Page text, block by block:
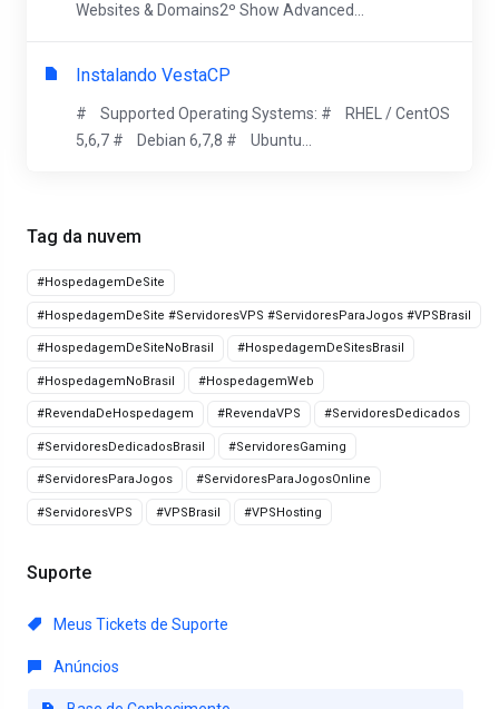
Tag da nuvem
#HospedagemDeSite
#HospedagemDeSite #ServidoresVPS #ServidoresParaJogos #VPSBrasil
#HospedagemDeSiteNoBrasil #HospedagemDeSitesBrasil
#HospedagemNoBrasil #HospedagemWeb
#RevendaDeHospedagem #RevendaVPS #ServidoresDedicados
#ServidoresDedicadosBrasil #ServidoresGaming
#ServidoresParaJogos #ServidoresParaJogosOnline
#ServidoresVPS #VPSBrasil #VPSHosting
Suporte
Meus Tickets de Suporte
Anúncios
Websites & Domains2º Show Advanced...
Instalando VestaCP
# Supported Operating Systems: # RHEL / CentOS
5,6,7 # Debian 6,7,8 # Ubuntu...